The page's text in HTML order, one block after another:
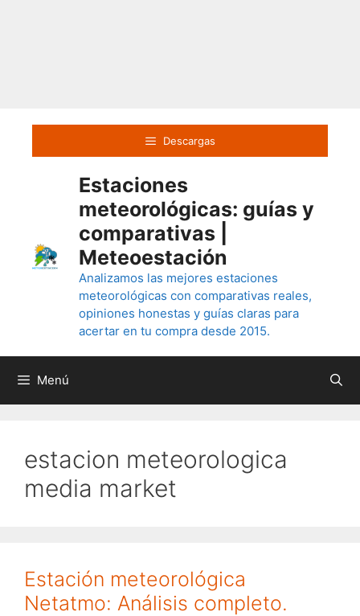
contenido
Descargas
Estaciones
meteorológicas: guías y
comparativas |
Meteoestación
Analizamos las mejores estaciones
meteorológicas con comparativas reales,
opiniones honestas y guías claras para
acertar en tu compra desde 2015.
Menú
estacion meteorologica
media market
Estación meteorológica
Netatmo: Análisis completo.